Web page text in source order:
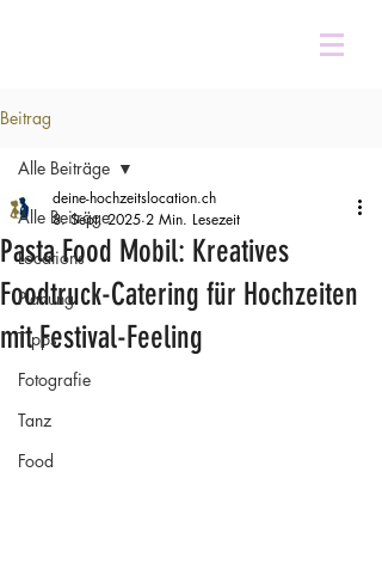
Beitrag
Alle Beiträge
Locations
Planung
Tipps
Fotografie
Tanz
Food
Alle Beiträge
Pasta Food Mobil: Kreatives
Foodtruck-Catering für Hochzeiten
mit Festival-Feeling
deine-hochzeitslocation.ch
8. Sept. 2025 2 Min. Lesezeit